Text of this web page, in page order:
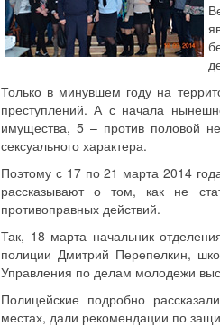
Только в минувшем году на
преступлений. А с начала
имущества, 5 – против половой
сексуального характера.
Поэтому с 17 по 21 марта 2014
рассказывают о том, как не
противоправных действий.
Так, 18 марта начальник
полиции Дмитрий Перепелкин,
Управления по делам молодежи
Полицейские подробно
местах, дали рекомендации по